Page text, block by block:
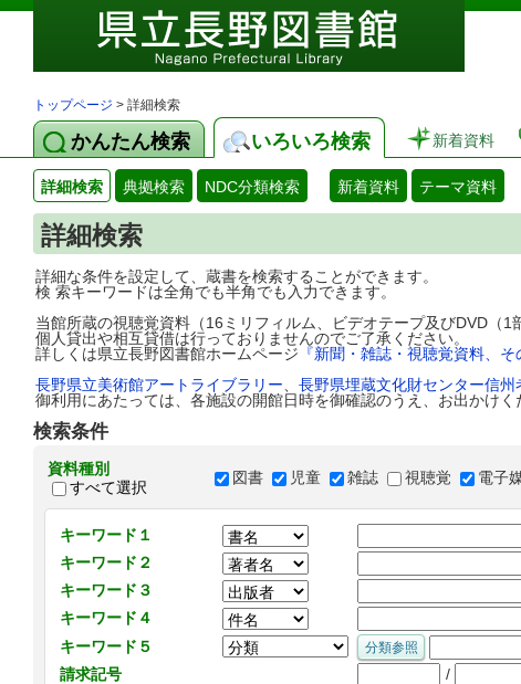
トップページ > 詳細検索
かんたん検索 いろいろ検索 新着資料
詳細検索 典拠検索 NDC分類検索 新着資料 テーマ資料
詳細検索
詳細な条件を設定して、蔵書を検索することができます。
検 索キーワードは全角でも半角でも入力できます。
当館所蔵の視聴覚資料（16ミリフィルム、ビデオテープ及びDVD（1
個人貸出や相互貸借は行っておりませんのでご了承ください。
詳しくは県立長野図書館ホームページ 『新聞・雑誌・視聴覚資料、そ
長野県立美術館アートライブラリー
長野県埋蔵文化財センター信州
御利用にあたっては、各施設の開館日時を御確認のうえ、お出かけく
検索条件
資料種別
すべて選択
図書 児童 雑誌 視聴覚 電子
キーワード１
キーワード２
キーワード３
キーワード４
キーワード５
請求記号
/